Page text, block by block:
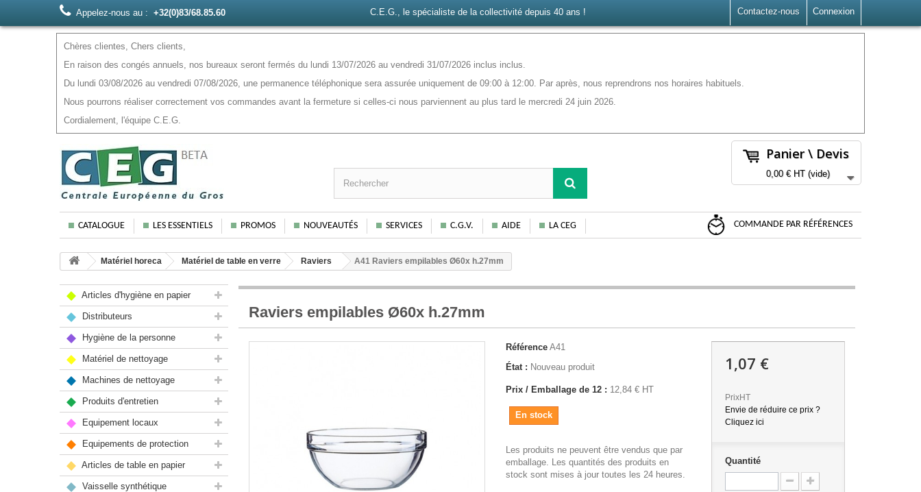
Connexion
Contactez-nous
Appelez-nous au : +32(0)83/68.85.60 C.E.G., le spécialiste de la collectivité depuis 40 ans !
Chères clientes, Chers clients,
En raison des congés annuels, nos bureaux seront fermés du lundi 13/07/2026 au vendredi 31/07/2026 inclus inclus.
Du lundi 03/08/2026 au vendredi 07/08/2026, une permanence téléphonique sera assurée uniquement de 09:00 à 12:00. Par après, nous reprendrons nos horaires habituels.
Nous pourrons réaliser correctement vos commandes avant la fermeture si celles-ci nous parviennent au plus tard le mercredi 24 juin 2026.
Cordialement, l'équipe C.E.G.
Panier \ Devis
0,00 €HT (vide)
CATALOGUE LES ESSENTIELS PROMOS NOUVEAUTÉS SERVICES C.G.V. AIDE LA CEG COMMANDE PAR RÉFÉRENCES
Matériel horeca Matériel de table en verre Raviers A41 Raviers empilables Ø60x h.27mm
Articles d'hygiène en papier
Distributeurs
Hygiène de la personne
Matériel de nettoyage
Machines de nettoyage
Produits d'entretien
Equipement locaux
Equipements de protection
Articles de table en papier
Vaisselle synthétique
Raviers empilables Ø60x h.27mm
Référence A41
État : Nouveau produit
Prix / Emballage de 12 : 12,84 € HT
En stock
Les produits ne peuvent être vendus que par
emballage. Les quantités des produits en
stock sont mises à jour toutes les 24 heures.
1,07 €
PrixHT
Envie de réduire ce prix ?
Cliquez ici
Quantité